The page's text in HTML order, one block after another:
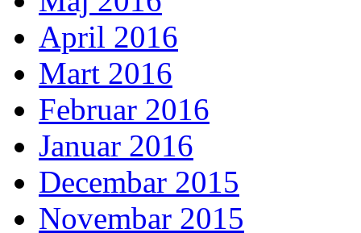
April 2016
Mart 2016
Februar 2016
Januar 2016
Decembar 2015
Novembar 2015